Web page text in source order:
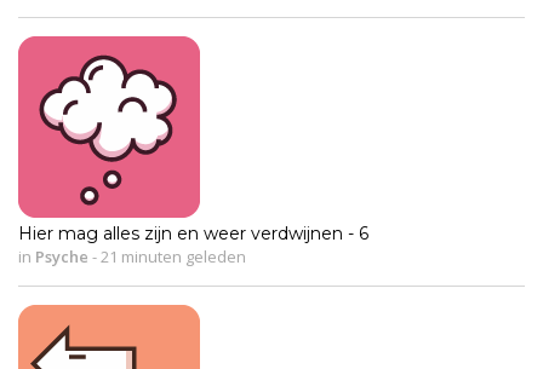
Hier mag alles zijn en weer verdwijnen - 6
in Psyche -21 minuten geleden